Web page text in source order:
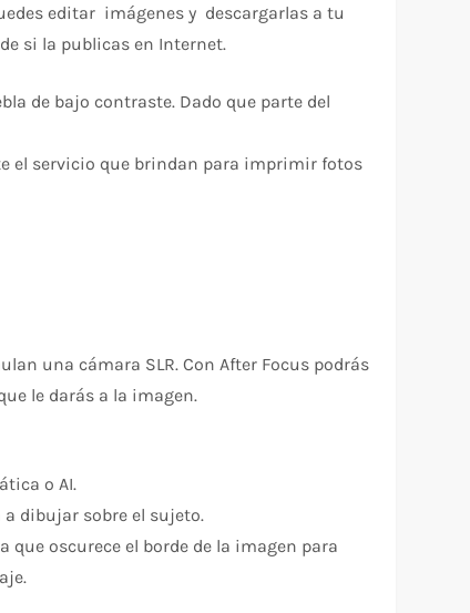
editar imágenes y descargarlas a tu
si la publicas en Internet.
de bajo contraste. Dado que parte del
el servicio que brindan para imprimir fotos
una cámara SLR. Con After Focus podrás
le darás a la imagen.
o AI.
dibujar sobre el sujeto.
oscurece el borde de la imagen para